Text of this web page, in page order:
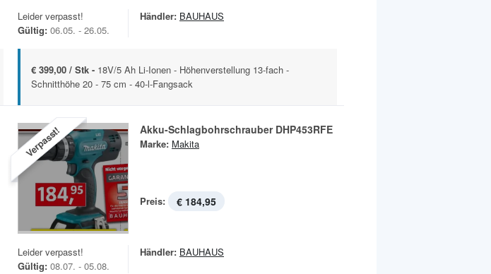
Leider verpasst!
Gültig: 06.05. - 26.05.
Händler: BAUHAUS
€ 399,00 / Stk - 18V/5 Ah Li-Ionen - Höhenverstellung 13-fach -
Schnitthöhe 20 - 75 cm - 40-l-Fangsack
Verpasst! Akku-Schlagbohrschrauber DHP453RFE
Marke: Makita
Preis: € 184,95
Leider verpasst!
Gültig: 08.07. - 05.08.
Händler: BAUHAUS